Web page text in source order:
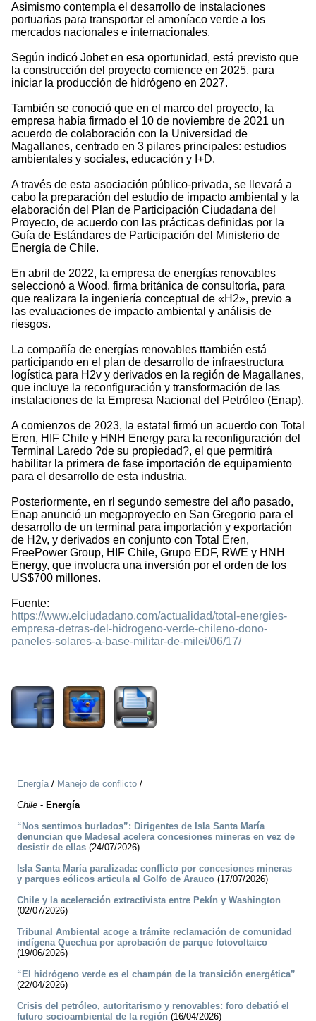
Asimismo contempla el desarrollo de instalaciones
portuarias para transportar el amoníaco verde a los
mercados nacionales e internacionales.
Según indicó Jobet en esa oportunidad, está previsto que
la construcción del proyecto comience en 2025, para
iniciar la producción de hidrógeno en 2027.
También se conoció que en el marco del proyecto, la
empresa había firmado el 10 de noviembre de 2021 un
acuerdo de colaboración con la Universidad de
Magallanes, centrado en 3 pilares principales: estudios
ambientales y sociales, educación y I+D.
A través de esta asociación público-privada, se llevará a
cabo la preparación del estudio de impacto ambiental y la
elaboración del Plan de Participación Ciudadana del
Proyecto, de acuerdo con las prácticas definidas por la
Guía de Estándares de Participación del Ministerio de
Energía de Chile.
En abril de 2022, la empresa de energías renovables
seleccionó a Wood, firma británica de consultoría, para
que realizara la ingeniería conceptual de «H2», previo a
las evaluaciones de impacto ambiental y análisis de
riesgos.
La compañía de energías renovables ttambién está
participando en el plan de desarrollo de infraestructura
logística para H2v y derivados en la región de Magallanes,
que incluye la reconfiguración y transformación de las
instalaciones de la Empresa Nacional del Petróleo (Enap).
A comienzos de 2023, la estatal firmó un acuerdo con Total
Eren, HIF Chile y HNH Energy para la reconfiguración del
Terminal Laredo ?de su propiedad?, el que permitirá
habilitar la primera de fase importación de equipamiento
para el desarrollo de esta industria.
Posteriormente, en rl segundo semestre del año pasado,
Enap anunció un megaproyecto en San Gregorio para el
desarrollo de un terminal para importación y exportación
de H2v, y derivados en conjunto con Total Eren,
FreePower Group, HIF Chile, Grupo EDF, RWE y HNH
Energy, que involucra una inversión por el orden de los
US$700 millones.
Fuente:
https://www.elciudadano.com/actualidad/total-energies-
empresa-detras-del-hidrogeno-verde-chileno-dono-
paneles-solares-a-base-militar-de-milei/06/17/
Energía/ Manejo de conflicto /
Chile - Energía
“Nos sentimos burlados”: Dirigentes de Isla Santa María
denuncian que Madesal acelera concesiones mineras en vez de
desistir de ellas (24/07/2026)
Isla Santa María paralizada: conflicto por concesiones mineras
y parques eólicos articula al Golfo de Arauco (17/07/2026)
Chile y la aceleración extractivista entre Pekín y Washington
(02/07/2026)
Tribunal Ambiental acoge a trámite reclamación de comunidad
indígena Quechua por aprobación de parque fotovoltaico
(19/06/2026)
“El hidrógeno verde es el champán de la transición energética”
(22/04/2026)
Crisis del petróleo, autoritarismo y renovables: foro debatió el
futuro socioambiental de la región (16/04/2026)